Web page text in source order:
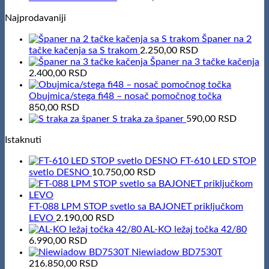
Najprodavaniji
Španer na 2
tačke kačenja sa S trakom 2.250,00 RSD
Španer na 3 tačke kačenja
2.400,00 RSD
Obujmica/stega fi48 – nosač pomočnog točka
850,00 RSD
S traka za španer 590,00 RSD
Istaknuti
FT-610 LED STOP
svetlo DESNO 10.750,00 RSD
FT-088 LPM STOP svetlo sa BAJONET priključkom
LEVO 2.190,00 RSD
AL-KO ležaj točka 42/80
6.990,00 RSD
Niewiadow BD7530T
216.850,00 RSD